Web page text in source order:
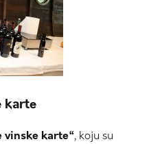
karte
vinske karte“, koju su